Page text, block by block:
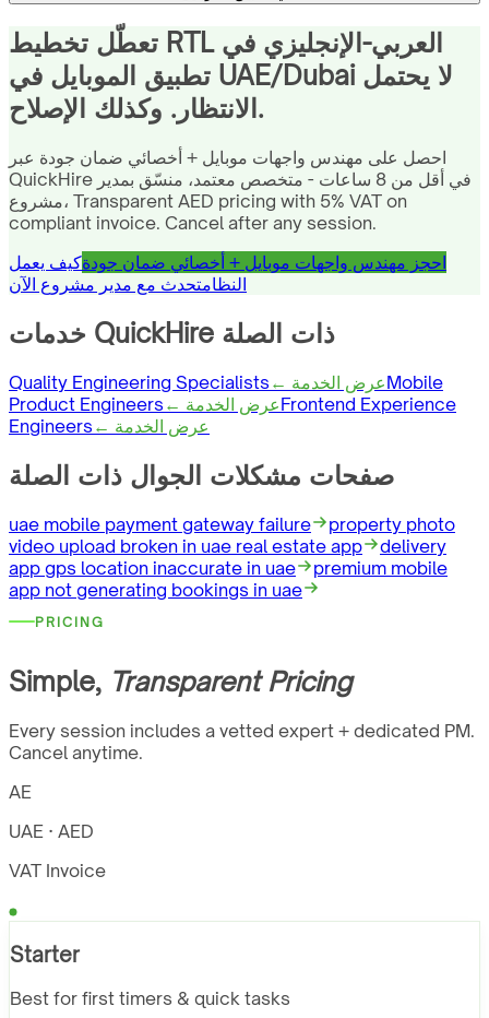
تعطّل تخطيط RTL العربي-الإنجليزي في
تطبيق الموبايل في UAE/Dubai لا يحتمل
الانتظار. وكذلك الإصلاح.
احصل على مهندس واجهات موبايل + أخصائي ضمان جودة عبر
QuickHire في أقل من 8 ساعات - متخصص معتمد، منسّق بمدير
مشروع، Transparent AED pricing with 5% VAT on
compliant invoice. Cancel after any session.
احجز مهندس واجهات موبايل + أخصائي ضمان جودةكيف يعمل
النظامتحدث مع مدير مشروع الآن
خدمات QuickHire ذات الصلة
Quality Engineering Specialists ← عرض الخدمةMobile
Product Engineers
← عرض الخدمةFrontend Experience
Engineers
← عرض الخدمة
صفحات مشكلات الجوال ذات الصلة
uae mobile payment gateway failure
property photo
video upload broken in uae real estate app
delivery
app gps location inaccurate in uae
premium mobile
app not generating bookings in uae
PRICING
Simple, Transparent Pricing
Every session includes a vetted expert + dedicated PM.
Cancel anytime.
AE
UAE · AED
VAT Invoice
Starter
Best for first timers & quick tasks